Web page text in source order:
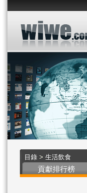
目錄 > 生活飲食
貢獻排行榜